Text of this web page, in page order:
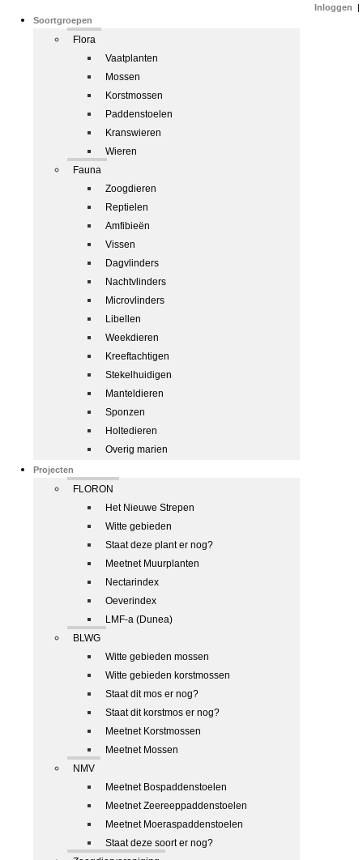
Soortgroepen
Flora
Vaatplanten
Mossen
Korstmossen
Paddenstoelen
Kranswieren
Wieren
Fauna
Zoogdieren
Reptielen
Amfibieën
Vissen
Dagvlinders
Nachtvlinders
Microvlinders
Libellen
Weekdieren
Kreeftachtigen
Stekelhuidigen
Manteldieren
Sponzen
Holtedieren
Overig marien
Projecten
FLORON
Het Nieuwe Strepen
Witte gebieden
Staat deze plant er nog?
Meetnet Muurplanten
Nectarindex
Oeverindex
LMF-a (Dunea)
BLWG
Witte gebieden mossen
Witte gebieden korstmossen
Staat dit mos er nog?
Staat dit korstmos er nog?
Meetnet Korstmossen
Meetnet Mossen
NMV
Meetnet Bospaddenstoelen
Meetnet Zeereeppaddenstoelen
Meetnet Moeraspaddenstoelen
Staat deze soort er nog?
Inloggen |